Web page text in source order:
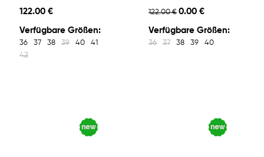
122.00 €
Verfügbare Größen:
36 37 38 39 40
41
42
122.00 € 0.00 €
Verfügbare Größen:
36 37 38 39 40